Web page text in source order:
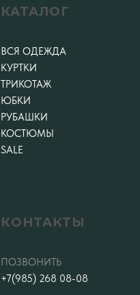
КАТАЛОГ
ВСЯ ОДЕЖДА
КУРТКИ
ТРИКОТАЖ
ЮБКИ
РУБАШКИ
КОСТЮМЫ
SALE
КОНТАКТЫ
ПОЗВОНИТЬ
+7(985) 268 08-08